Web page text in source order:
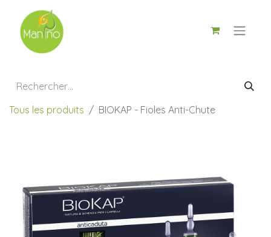
Tous les produits BIOKAP - Fioles Anti-Chute